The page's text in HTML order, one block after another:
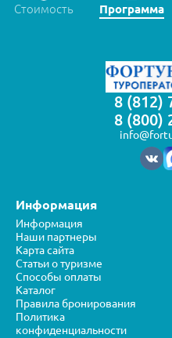
Стоимость Программа
8 (812)
8 (800)
Информация
Информация
Наши партнеры
Карта сайта
Статьи о туризме
Способы оплаты
Каталог
Правила бронирования
Политика
конфиденциальности